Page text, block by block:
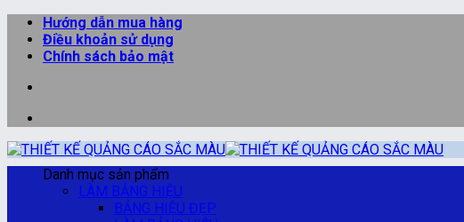
qua
Hướng dẫn mua hàng
Điều khoản sử dụng
Chính sách bảo mật
Danh mục sản phẩm
LÀM BẢNG HIỆU
BẢNG HIỆU ĐẸP